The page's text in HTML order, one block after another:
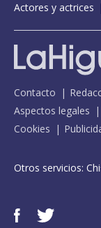
Actores y actrices
Contacto
Aspectos legales
Cookies
Otros servicios: